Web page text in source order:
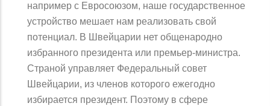
например с Евросоюзом, наше государственное
устройство мешает нам реализовать свой
потенциал. В Швейцарии нет общенародно
избранного президента или премьер-министра.
Страной управляет Федеральный совет
Швейцарии, из членов которого ежегодно
избирается президент. Поэтому в сфере